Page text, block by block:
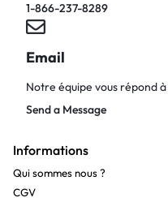
1-866-237-8289
Email
Notre équipe vous répond à
Send a Message
Informations
Qui sommes nous ?
CGV